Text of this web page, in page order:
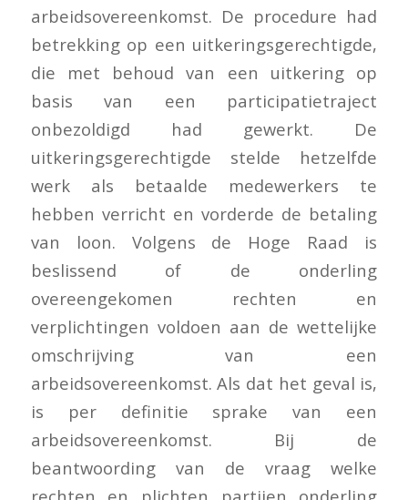
arbeidsovereenkomst. De procedure had
betrekking op een uitkeringsgerechtigde,
die met behoud van een uitkering op
basis van een participatietraject
onbezoldigd had gewerkt. De
uitkeringsgerechtigde stelde hetzelfde
werk als betaalde medewerkers te
hebben verricht en vorderde de betaling
van loon. Volgens de Hoge Raad is
beslissend of de onderling
overeengekomen rechten en
verplichtingen voldoen aan de wettelijke
omschrijving van een
arbeidsovereenkomst. Als dat het geval is,
is per definitie sprake van een
arbeidsovereenkomst. Bij de
beantwoording van de vraag welke